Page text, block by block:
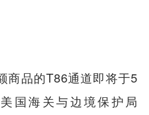
商品的T86通道即将于5
国海关与边境保护局